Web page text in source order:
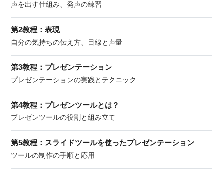
声を出す仕組み、発声の練習
第2教程：表現
自分の気持ちの伝え方、目線と声量
第3教程：プレゼンテーション
プレゼンテーションの実践とテクニック
第4教程：プレゼンツールとは？
プレゼンツールの役割と組み立て
第5教程：スライドツールを使ったプレゼンテーション
ツールの制作の手順と応用